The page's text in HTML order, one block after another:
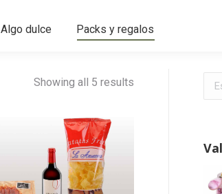
Algo dulce Packs y regalos
Showing all 5 results